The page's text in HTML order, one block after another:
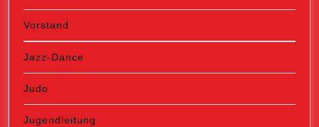
Vorstand
Jazz-Dance
Judo
Jugendleitung